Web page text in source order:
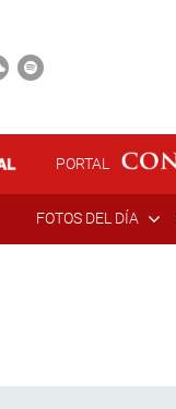
PORTAL
FOTOS DEL DÍA